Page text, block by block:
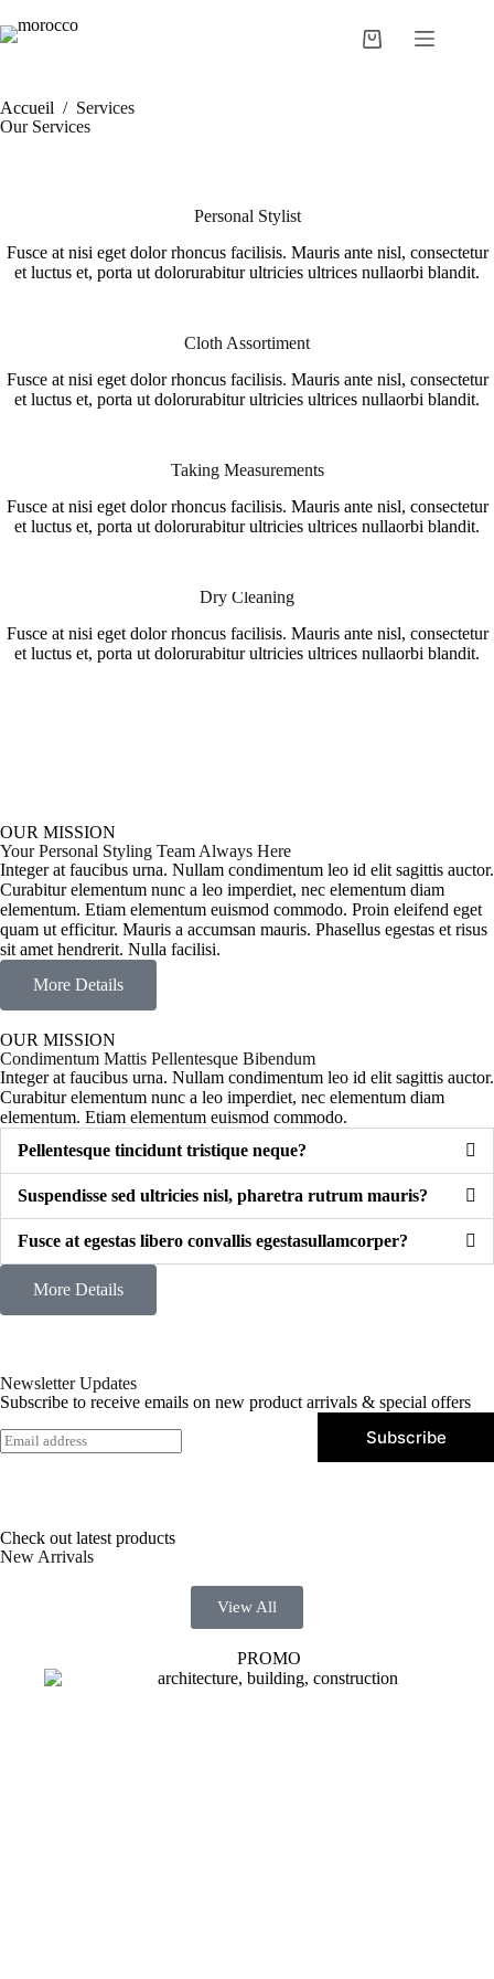
Accueil / Services
Our Services​
Personal Stylist
Fusce at nisi eget dolor rhoncus facilisis. Mauris ante nisl, consectetur
et luctus et, porta ut dolorurabitur ultricies ultrices nullaorbi blandit.
Cloth Assortiment
Fusce at nisi eget dolor rhoncus facilisis. Mauris ante nisl, consectetur
et luctus et, porta ut dolorurabitur ultricies ultrices nullaorbi blandit.
Taking Measurements
Fusce at nisi eget dolor rhoncus facilisis. Mauris ante nisl, consectetur
et luctus et, porta ut dolorurabitur ultricies ultrices nullaorbi blandit.
Dry Cleaning
Fusce at nisi eget dolor rhoncus facilisis. Mauris ante nisl, consectetur
et luctus et, porta ut dolorurabitur ultricies ultrices nullaorbi blandit.
OUR MISSION
Your Personal Styling Team Always Here
Integer at faucibus urna. Nullam condimentum leo id elit sagittis auctor.
Curabitur elementum nunc a leo imperdiet, nec elementum diam
elementum. Etiam elementum euismod commodo. Proin eleifend eget
quam ut efficitur. Mauris a accumsan mauris. Phasellus egestas et risus
sit amet hendrerit. Nulla facilisi.
More Details
OUR MISSION
Condimentum Mattis Pellentesque Bibendum
Integer at faucibus urna. Nullam condimentum leo id elit sagittis auctor.
Curabitur elementum nunc a leo imperdiet, nec elementum diam
elementum. Etiam elementum euismod commodo.
Pellentesque tincidunt tristique neque?
Suspendisse sed ultricies nisl, pharetra rutrum mauris?
Fusce at egestas libero convallis egestasullamcorper?
More Details
Newsletter Updates
Subscribe to receive emails on new product arrivals & special offers
E
m
*
Subscribe
Check out latest products
New Arrivals
View All
PROMO